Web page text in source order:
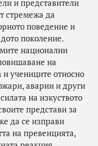
и представители
стремежа да
поведение и
поколение.
национални
на
учениците относно
аварии и други
на изкуството
представи за
да се изправи
на превенцията,